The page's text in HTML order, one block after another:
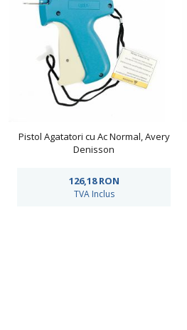
Pistol Agatatori cu Ac Normal, Avery
Denisson
126,18RON
TVA Inclus